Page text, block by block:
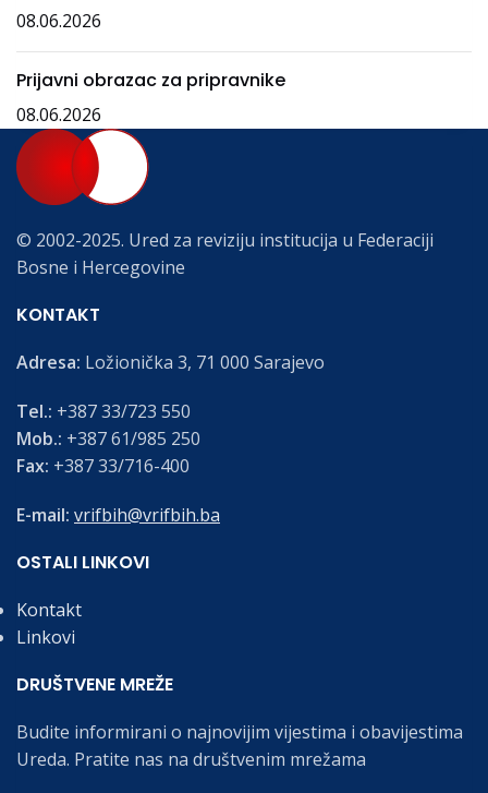
08.06.2026
Prijavni obrazac za pripravnike
08.06.2026
© 2002-2025. Ured za reviziju institucija u Federaciji
Bosne i Hercegovine
KONTAKT
Adresa: Ložionička 3, 71 000 Sarajevo
Tel.: +387 33/723 550
Mob.: +387 61/985 250
Fax: +387 33/716-400
E-mail: vrifbih@vrifbih.ba
OSTALI LINKOVI
Kontakt
Linkovi
DRUŠTVENE MREŽE
Budite informirani o najnovijim vijestima i obavijestima
Ureda. Pratite nas na društvenim mrežama